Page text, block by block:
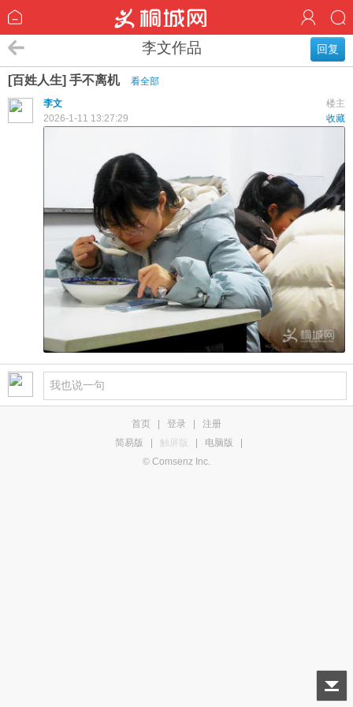
回复
李文作品
[百姓人生] 手不离机
看全部
楼主
李文
收藏
2026-1-11 13:27:29
首页 登录
注册
简易版
触屏版 电脑版
© Comsenz Inc.